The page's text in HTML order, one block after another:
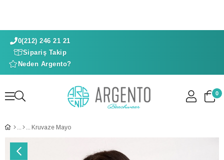
0(212) 246 21 21
Sipariş Takip
Neden Argento?
0
Kruvaze Mayo